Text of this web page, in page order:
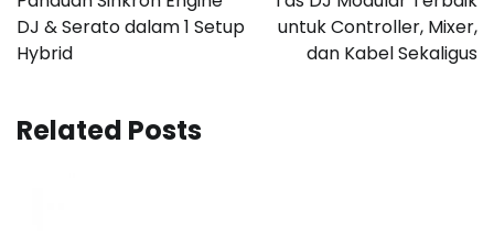
DJ & Serato dalam 1 Setup
Hybrid
untuk Controller, Mixer,
dan Kabel Sekaligus
Related Posts